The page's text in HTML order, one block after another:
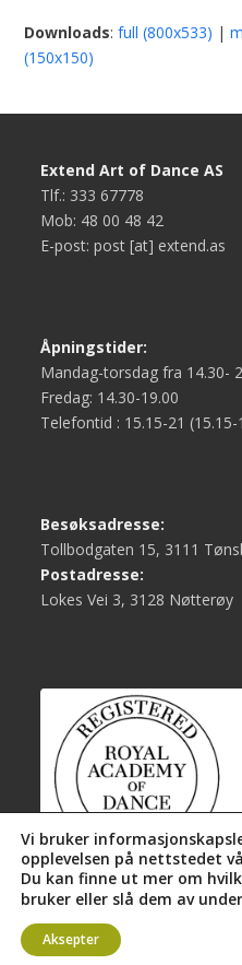
Downloads:full (800x533) |
(150x150)
Extend Art of Dance AS
Tlf.: 333 67778
Mob: 48 00 48 42
E-post: post [at] extend.as
Åpningstider:
Mandag-torsdag fra 14.30-
Fredag: 14.30-19.00
Telefontid : 15.15-21 (15.15-
Besøksadresse:
Tollbodgaten 15, 3111
Postadresse:
Lokes Vei 3, 3128 Nøtterøy
Vi bruker
opplevelsen på nettstedet
Du kan finne ut mer om
bruker eller slå dem av under
Aksepter